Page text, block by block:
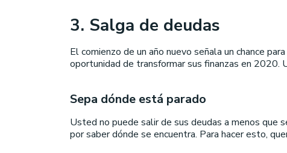
3. Salga de deudas
El comienzo de un año nuevo señala un chance
oportunidad de transformar sus finanzas en 2020.
Sepa dónde está parado
Usted no puede salir de sus deudas a menos que
por saber dónde se encuentra. Para hacer esto,